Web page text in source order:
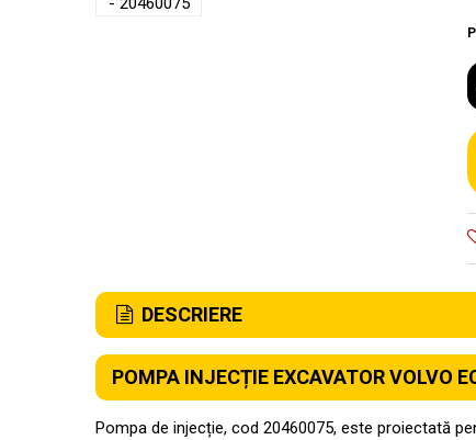
DESCRIERE
POMPA INJECȚIE EXCAVATOR VOLVO
Pompa de injecție, cod 20460075, este proiectată